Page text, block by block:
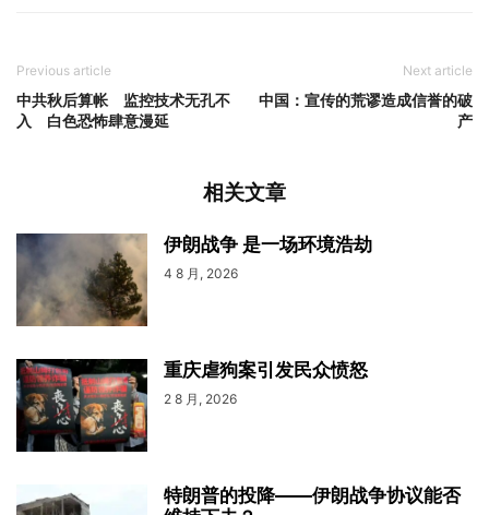
Previous article
中共秋后算帐 监控技术无孔不
入 白色恐怖肆意漫延
Next article
中国：宣传的荒谬造成信誉的破
产
相关文章
伊朗战争 是一场环境浩劫
4 8 月, 2026
重庆虐狗案引发民众愤怒
2 8 月, 2026
特朗普的投降——伊朗战争协议能否